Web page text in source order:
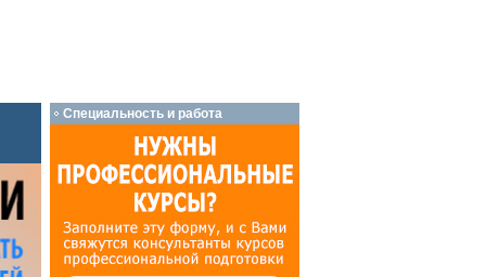
Специальность и работа